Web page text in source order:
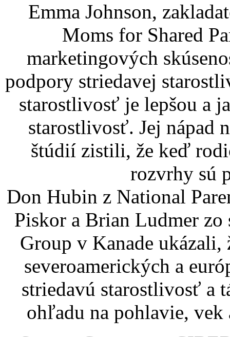
Emma Johnson,
Moms for Shared
marketingových
podpory striedavej
starostlivosť je lepšou a
starostlivosť. Jej nápad
štúdií zistili, že keď
rozvrhy sú
Don Hubin z National
Piskor a Brian Ludmer
Group v Kanade
severoamerických a
striedavú starostlivosť a
ohľadu na pohlavie,